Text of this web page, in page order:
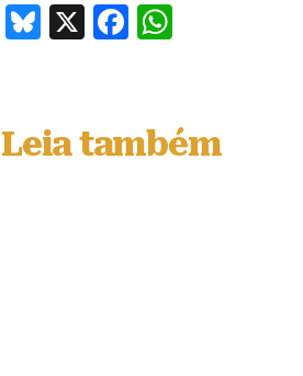
B
s
k
X
F
e
b
s
A
Leia também